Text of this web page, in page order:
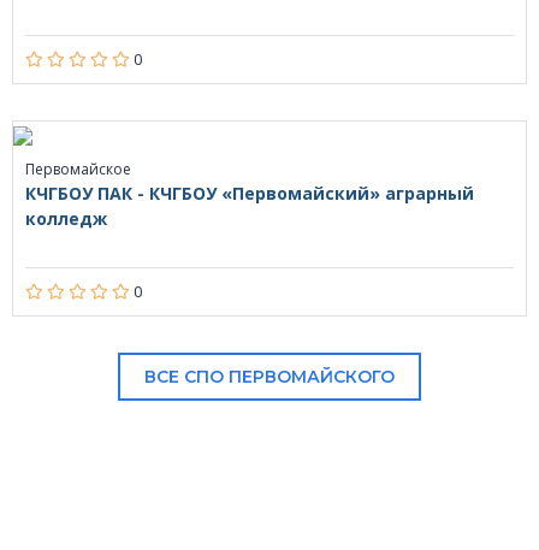
0
Первомайское
КЧГБОУ ПАК - КЧГБОУ «Первомайский» аграрный
колледж
0
ВСЕ СПО ПЕРВОМАЙСКОГО